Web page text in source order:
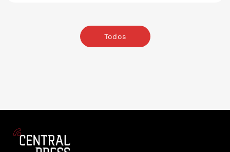
Todos